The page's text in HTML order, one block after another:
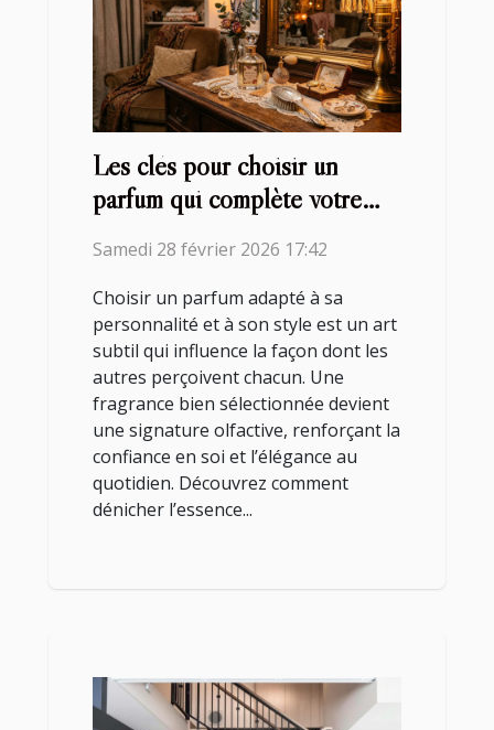
Les clés pour choisir un
parfum qui complète votre
Samedi 28 février 2026 17:42
Choisir un parfum adapté à sa
personnalité et à son style est un art
subtil qui influence la façon dont les
autres perçoivent chacun. Une
fragrance bien sélectionnée devient
une signature olfactive, renforçant la
confiance en soi et l’élégance au
quotidien. Découvrez comment
dénicher l’essence...